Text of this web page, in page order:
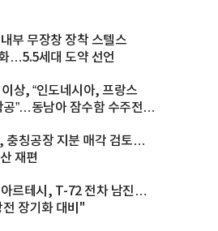
부 무장창 장착 스텔스
…5.5세대 도약 선언
상, “인도네시아, 프랑스
”…동남아 잠수함 수주전
충칭공장 지분 매각 검토…
재편
아르테시, T-72 전차 남진…
장기화 대비"